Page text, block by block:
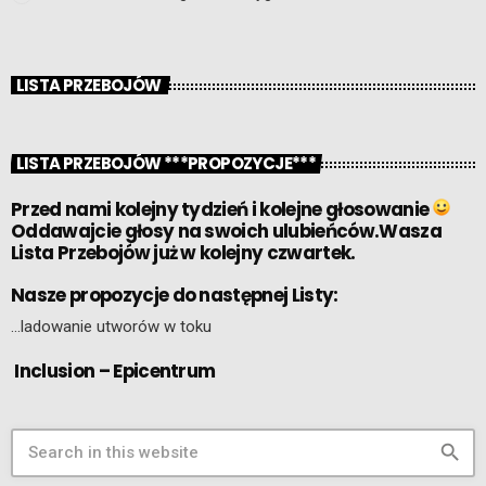
LISTA PRZEBOJÓW
LISTA PRZEBOJÓW ***PROPOZYCJE***
Przed nami kolejny tydzień i kolejne głosowanie
Oddawajcie głosy na swoich ulubieńców.Wasza
Lista Przebojów już w kolejny czwartek.
Nasze propozycje do następnej Listy:
…ladowanie utworów w toku
Inclusion – Epicentrum
search